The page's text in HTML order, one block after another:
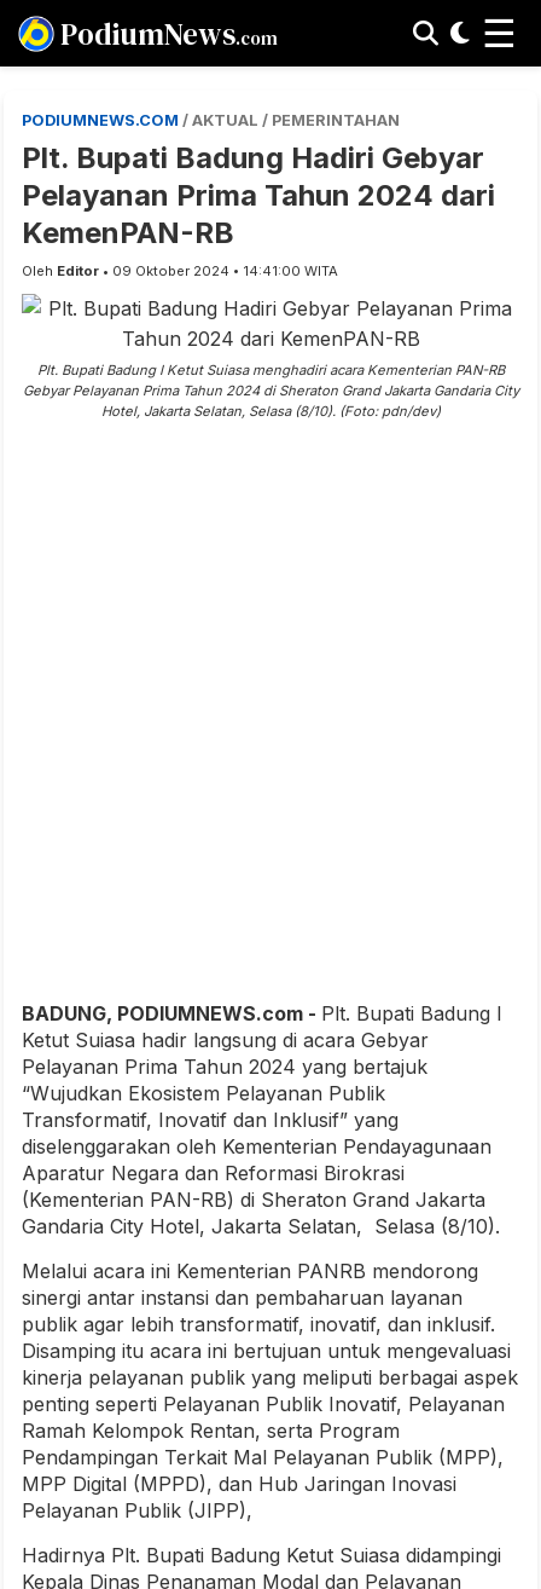
PodiumNews.com ☰
PODIUMNEWS.COM / AKTUAL / PEMERINTAHAN
Plt. Bupati Badung Hadiri Gebyar
Pelayanan Prima Tahun 2024 dari
KemenPAN-RB
Oleh Editor • 09 Oktober 2024 • 14:41:00 WITA
Plt. Bupati Badung I Ketut Suiasa menghadiri acara Kementerian PAN-RB
Gebyar Pelayanan Prima Tahun 2024 di Sheraton Grand Jakarta Gandaria City
Hotel, Jakarta Selatan, Selasa (8/10). (Foto: pdn/dev)
BADUNG, PODIUMNEWS.com - Plt. Bupati Badung I
Ketut Suiasa hadir langsung di acara Gebyar
Pelayanan Prima Tahun 2024 yang bertajuk
“Wujudkan Ekosistem Pelayanan Publik
Transformatif, Inovatif dan Inklusif” yang
diselenggarakan oleh Kementerian Pendayagunaan
Aparatur Negara dan Reformasi Birokrasi
(Kementerian PAN-RB) di Sheraton Grand Jakarta
Gandaria City Hotel, Jakarta Selatan, Selasa (8/10).
Melalui acara ini Kementerian PANRB mendorong
sinergi antar instansi dan pembaharuan layanan
publik agar lebih transformatif, inovatif, dan inklusif.
Disamping itu acara ini bertujuan untuk mengevaluasi
kinerja pelayanan publik yang meliputi berbagai aspek
penting seperti Pelayanan Publik Inovatif, Pelayanan
Ramah Kelompok Rentan, serta Program
Pendampingan Terkait Mal Pelayanan Publik (MPP),
MPP Digital (MPPD), dan Hub Jaringan Inovasi
Pelayanan Publik (JIPP),
Hadirnya Plt. Bupati Badung Ketut Suiasa didampingi
Kepala Dinas Penanaman Modal dan Pelayanan